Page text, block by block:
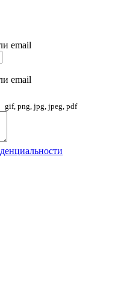
email
email
gif, png, jpg, jpeg, pdf